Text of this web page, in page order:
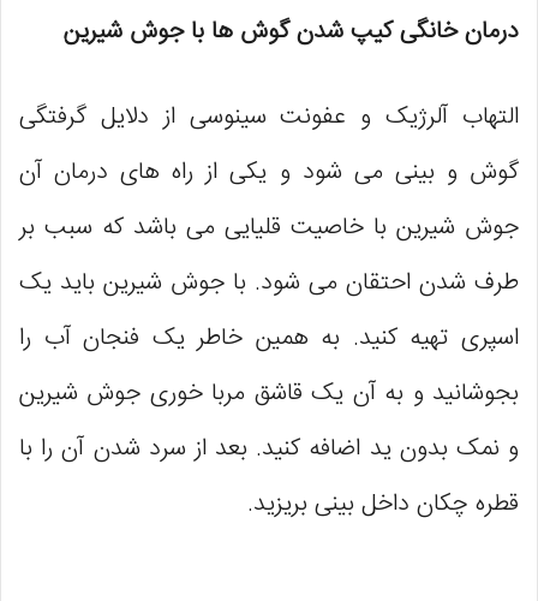
درمان خانگی کیپ شدن گوش‌ ها با جوش شیرین
التهاب آلرژیک و عفونت سینوسی از دلایل گرفتگی
گوش و بینی می ‌شود و یکی از راه های درمان آن
جوش شیرین با خاصیت قلیایی می باشد که سبب بر
طرف شدن احتقان می شود. با جوش شیرین باید یک
اسپری تهیه کنید. به همین خاطر یک فنجان آب را
بجوشانید و به آن یک قاشق مربا خوری جوش شیرین
و نمک بدون ید اضافه کنید. بعد از سرد شدن آن را با
قطره چکان داخل بینی بریزید.